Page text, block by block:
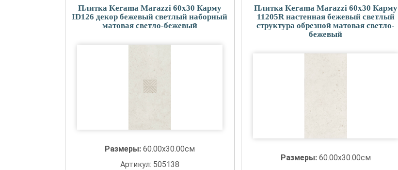
Плитка Kerama Marazzi 60x30 Карму
ID126 декор бежевый светлый наборный
матовая светло-бежевый
Размеры: 60.00x30.00см
Артикул: 505138
Плитка Kerama Marazzi 60x30 Карму
11205R настенная бежевый светлый
структура обрезной матовая светло-
бежевый
Размеры: 60.00x30.00см